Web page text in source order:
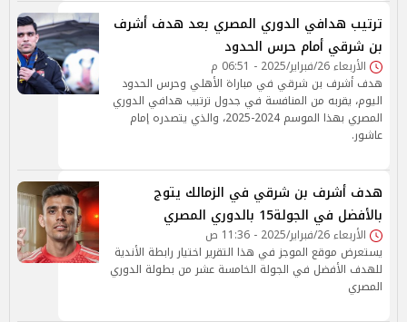
ترتيب هدافي الدوري المصري بعد هدف أشرف
بن شرقي أمام حرس الحدود
الأربعاء 26/فبراير/2025 - 06:51 م
هدف أشرف بن شرقي في مباراة الأهلي وحرس الحدود
اليوم، يقربه من المنافسة في جدول ترتيب هدافي الدوري
المصري بهذا الموسم 2024-2025، والذي يتصدره إمام
عاشور.
هدف أشرف بن شرقي في الزمالك يتوج
بالأفضل في الجولة15 بالدوري المصري
الأربعاء 26/فبراير/2025 - 11:36 ص
يستعرض موقع الموجز في هذا التقرير اختيار رابطة الأندية
للهدف الأفضل في الجولة الخامسة عشر من بطولة الدوري
المصري